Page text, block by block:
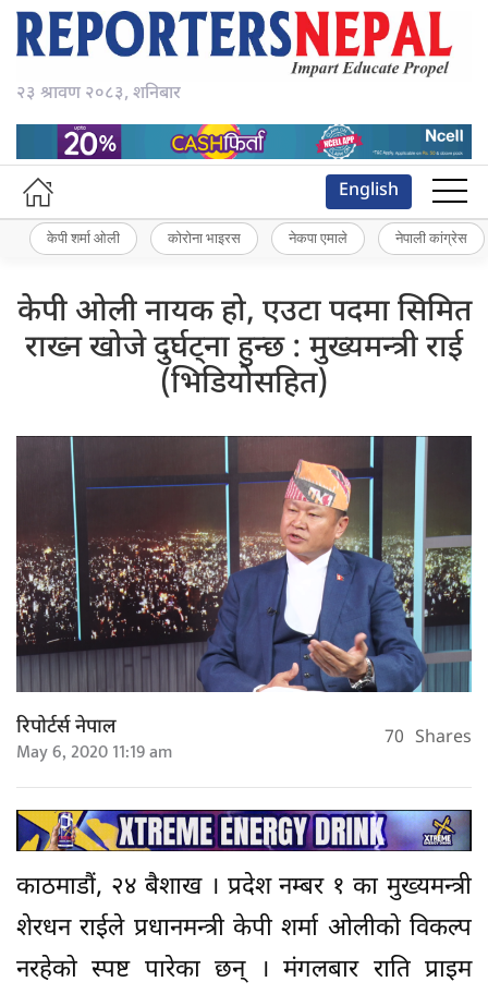
२३ श्रावण २०८३, शनिबार
English
केपी शर्मा ओली कोरोना भाइरस नेकपा एमाले नेपाली कांग्रेस
केपी ओली नायक हो, एउटा पदमा सिमित
राख्न खोजे दुर्घट्ना हुन्छ : मुख्यमन्त्री राई
(भिडियोसहित)
रिपोर्टर्स नेपाल
May 6, 2020 11:19 am 70 Shares
काठमाडौं, २४ बैशाख । प्रदेश नम्बर १ का मुख्यमन्त्री
शेरधन राईले प्रधानमन्त्री केपी शर्मा ओलीको विकल्प
नरहेको स्पष्ट पारेका छन् । मंगलबार राति प्राइम